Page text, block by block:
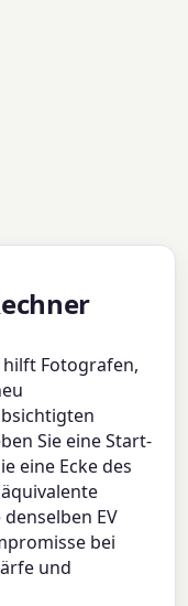
Fotografen,
Sie eine Start-
eine Ecke des
EV
bei
und